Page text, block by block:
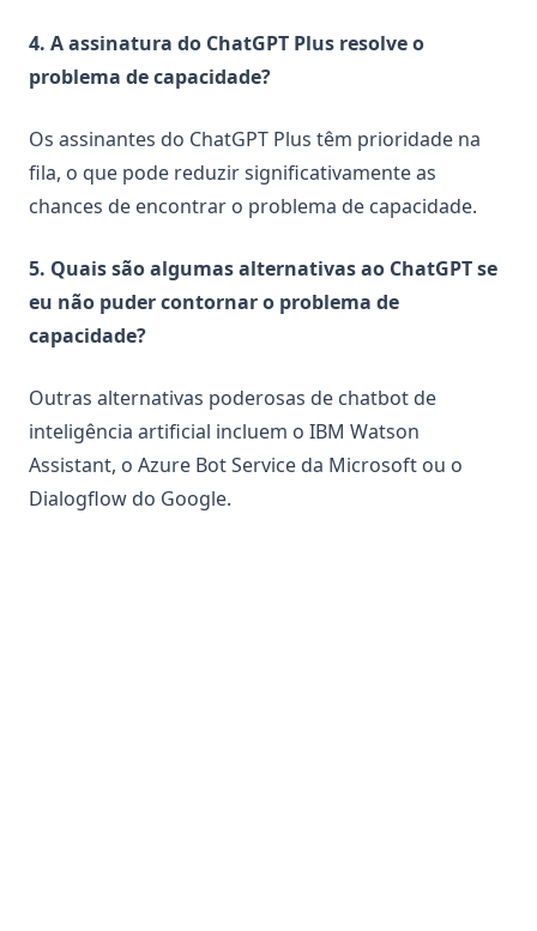
4. A assinatura do ChatGPT Plus resolve o
problema de capacidade?
Os assinantes do ChatGPT Plus têm prioridade na
fila, o que pode reduzir significativamente as
chances de encontrar o problema de capacidade.
5. Quais são algumas alternativas ao ChatGPT se
eu não puder contornar o problema de
capacidade?
Outras alternativas poderosas de chatbot de
inteligência artificial incluem o IBM Watson
Assistant, o Azure Bot Service da Microsoft ou o
Dialogflow do Google.